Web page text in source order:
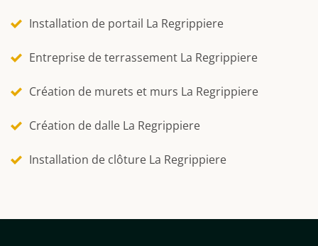
Installation de portail La Regrippiere
Entreprise de terrassement La Regrippiere
Création de murets et murs La Regrippiere
Création de dalle La Regrippiere
Installation de clôture La Regrippiere